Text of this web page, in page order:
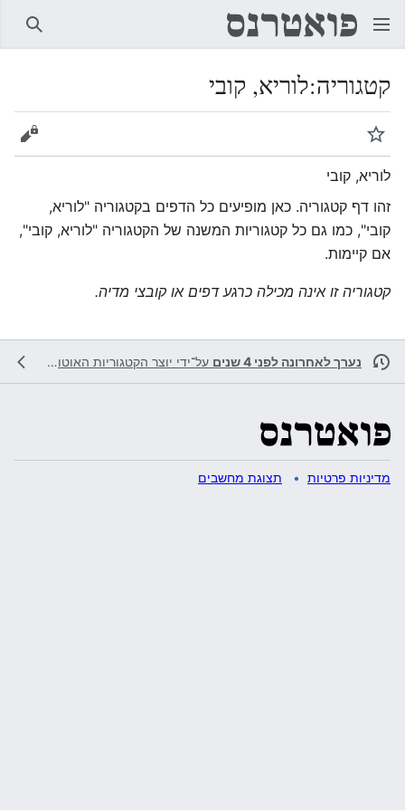
קטגוריה:לוריא, קובי
מעקב
לוריא, קובי
זהו דף קטגוריה. כאן מופיעים כל הדפים בקטגוריה "לוריא,
קובי", כמו גם כל קטגוריות המשנה של הקטגוריה "לוריא, קובי",
אם קיימות.
קטגוריה זו אינה מכילה כרגע דפים או קובצי מדיה.
נערך לאחרונה לפני 4 שנים על־ידי יוצר הקטגוריות האוטומטי
מדיניות פרטיות תצוגת מחשבים